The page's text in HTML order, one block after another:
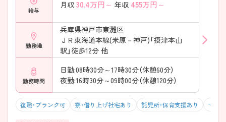
給与
月収 30.4万円～ 年収 455万円～
勤務地
兵庫県神戸市東灘区
ＪＲ東海道本線(米原－神戸)「摂津本山
駅」徒歩12分 他
勤務時間
日勤:08時30分～17時30分（休憩60分）
夜勤:16時30分～09時00分（休憩120分）
復職・ブランク可 寮・借り上げ社宅あり 託児所・保育支援あり マイ